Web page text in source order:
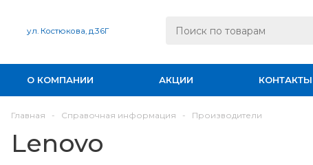
ул. Костюкова, д.36Г
О КОМПАНИИ АКЦИИ КОНТАКТЫ
Главная - Справочная информация - Производители
Lenovo